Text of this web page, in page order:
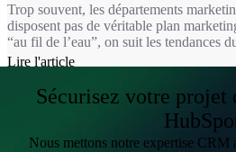
Trop souvent, les départements
disposent pas de véritable plan
“au fil de l’eau”, on suit les
sans cohérence globale. Le résultat ?
justifier leurs actions. C’est frustrant,
Lire l'article
Sécurisez votre projet
Nous mettons notre expertise CRM